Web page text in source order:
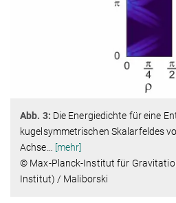
Abb. 3: Die Energiedichte für eine
kugelsymmetrischen Skalarfeldes
Achse
[mehr]
© Max-Planck-Institut für
Institut) / Maliborski